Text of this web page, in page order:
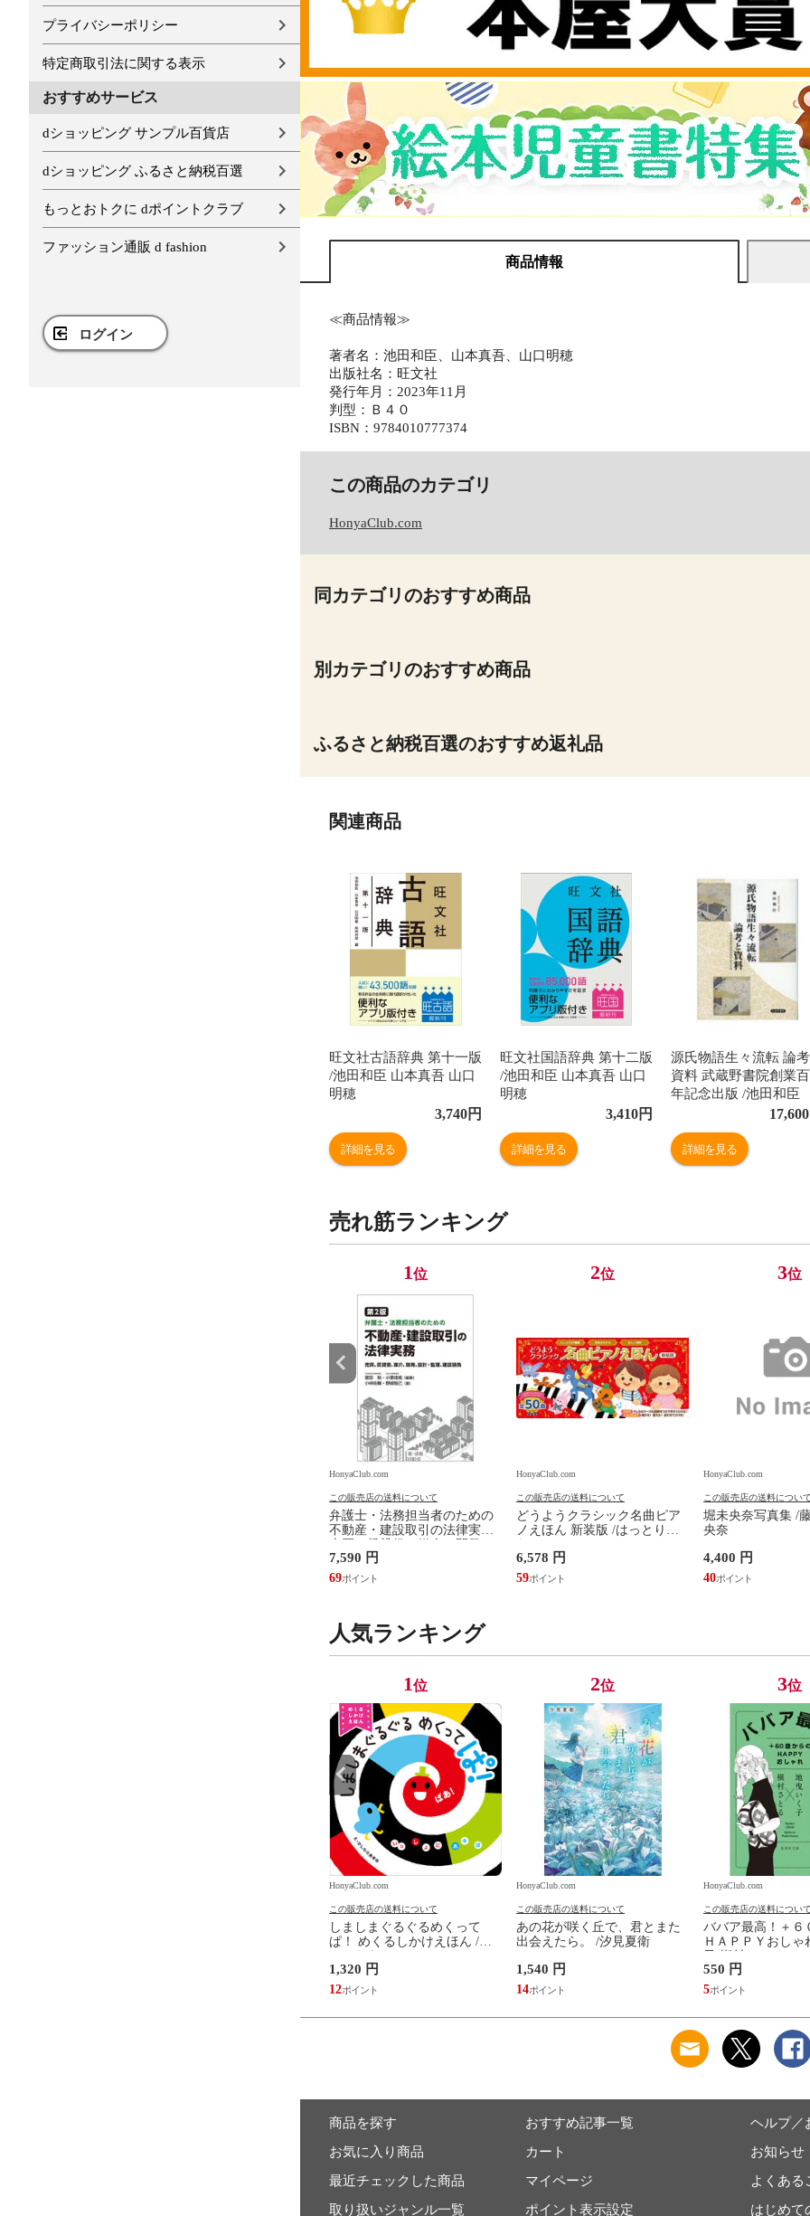
プライバシーポリシー
特定商取引法に関する表示
おすすめサービス
dショッピング サンプル百貨店
dショッピング ふるさと納税百選
もっとおトクに dポイントクラブ
ファッション通販 d fashion
ログイン
商品情報
≪商品情報≫
著者名：池田和臣、山本真吾、山口明穂
出版社名：旺文社
発行年月：2023年11月
判型：Ｂ４０
ISBN：9784010777374
この商品のカテゴリ
HonyaClub.com
同カテゴリのおすすめ商品
別カテゴリのおすすめ商品
ふるさと納税百選のおすすめ返礼品
関連商品
旺文社古語辞典 第十一版
/池田和臣 山本真吾 山口
明穂
3,740円
詳細を見る
旺文社国語辞典 第十二版
/池田和臣 山本真吾 山口
明穂
3,410円
詳細を見る
源氏物語生々流転 論
資料 武蔵野書院創業
年記念出版 /池田和臣
17,600
詳細を見る
売れ筋ランキング
1位
HonyaClub.com
この販売店の送料について
弁護士・法務担当者のための
不動産・建設取引の法律実務
設計・監理、建設請負 第２版
/富田裕 小里佳嵩
7,590 円
69
2位
HonyaClub.com
この販売店の送料について
どうようクラシック名曲ピア
ノえほん 新装版 /はっとりな
ワコ
6,578 円
59
3位
HonyaClub.com
この販売店の送料につい
堀未央奈写真集 /
央奈
4,400 円
40
人気ランキング
1位
HonyaClub.com
この販売店の送料について
しましまぐるぐるめくって
ぱ！ めくるしかけえほん /か
1,320 円
12
2位
HonyaClub.com
この販売店の送料について
あの花が咲く丘で、君とまた
出会えたら。 /汐見夏衛
1,540 円
14
3位
HonyaClub.com
この販売店の送料につい
ババア最高！＋６
ＨＡＰＰＹおしゃ
550 円
5
商品を探す
お気に入り商品
最近チェックした商品
取り扱いジャンル一覧
おすすめ記事一覧
カート
マイページ
ポイント表示設定
ヘルプ／
お知らせ
よくある
はじめて